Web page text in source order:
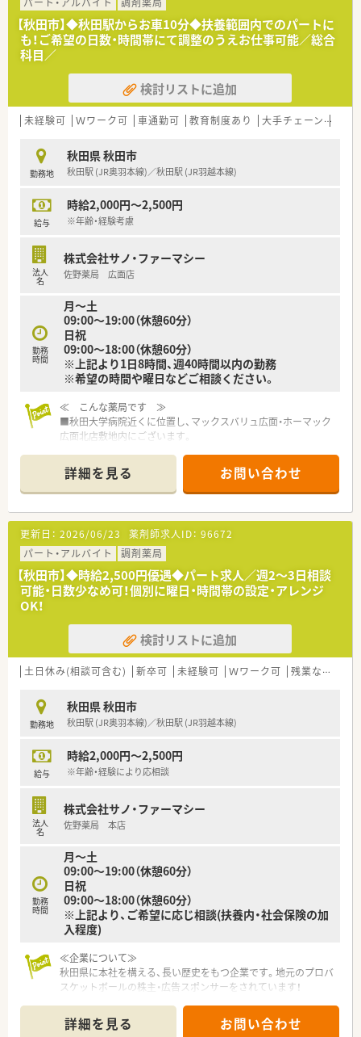
り、1日あたり150〜160枚の処方箋を扱っております。
■薬剤師は8名体制で勤務しており、総合病院門前ならではの幅
広い知識と経験を積むことができる環境です。
【求人情報について】
■給与は経験やスキルを考慮し500万円から650万円で提示さ
れ、安定した収入を得ることが可能です。
■昇給は年1回4月にあり、賞与は年2回で計4ヶ月分の実績があ
■通勤手当は上限50,000円、住宅手当15,000円、家族手当、時間
外手当など各種手当が充実しています。
■年間休日は119日と多く、夏季休暇3日、年末年始休暇4日と季
節の休みもしっかり確保できる環境です。
■リフレッシュ休暇や慶弔休暇といった長期休暇制度もあり、ワ
ークライフバランスを重視できます。
【秋田市】◆秋田駅からお車10分◆扶養範囲内でのパートに
も！ご希望の日数・時間帯にて調整のうえお仕事可能／総合
科目／
検討リストに追加
未経験可 Ｗワーク可 車通勤可 教育制度あり 大手チェーン
勤務地
秋田県 秋田市
秋田駅 (JR奥羽本線)／秋田駅 (JR羽越本線)
給与
時給2,000円～2,500円
※年齢・経験考慮
法人
名
株式会社サノ・ファーマシー
佐野薬局 広面店
勤務
時間
月～土
09:00～19:00（休憩60分）
日祝
09:00～18:00（休憩60分）
※上記より1日8時間、週40時間以内の勤務
※希望の時間や曜日などご相談ください。
≪ こんな薬局です ≫
■秋田大学病院近くに位置し、マックスバリュ広面・ホーマック
広面北店敷地内にございます。
化粧品を取り扱いしております。
■店舗内には簡単クイックエステからカウンセリングエステま
で体験できるエステルームを完備しており、処方箋を持っていな
くても気軽に立ち寄れる店舗運営を行っています。
■店舗は管理栄養士が勤務しており、食事面や生活などきめ細か
い支援を行っております。
≪ こんな会社です ≫
■秋田県を中心に東京都・神奈川県にも店舗展開をしている歴史
ある企業様です。患者様のお役に立つために、薬に携わるプロと
ます。
■動画マニュアルを使用し業務手順を一律化することでミスの
防止とヘルプ時の業務がスムーズになるようにしております。
また、ピッキング監査システム、散薬監査システムや電子薬歴シ
ます。
■薬剤師人数が整っている為、無理無くご就業頂けます。
■OTC薬などのラインナップも充実。地域の健康生活支援ステ
■残業が少ない上、有給取得しやすくメリハリ勤務が可能です。
■社員にはipadが支給され、社員同士のコミュニケーションが取
≪ 働きやすい環境がございます ≫
■地域の健康生活支援ステーションを目指すと共に、社員の人柄
■年2回の経営層との面談の機会があり、現場の意見も取り入れ
るような風通しの良い社風・環境作りを行っています。
詳細を見る お問い合わせ
更新日： 2026/06/23 薬剤師求人ID： 96672
パート・アルバイト
調剤薬局
【秋田市】◆時給2,500円優遇◆パート求人／週2～3日相談
可能・日数少なめ可！個別に曜日・時間帯の設定・アレンジ
OK！
検討リストに追加
土日休み(相談可含む) 新卒可 未経験可 Ｗワーク可 残業なし(ほぼなし含む)
勤務地
秋田県 秋田市
秋田駅 (JR奥羽本線)／秋田駅 (JR羽越本線)
給与
時給2,000円～2,500円
※年齢・経験により応相談
法人
名
株式会社サノ・ファーマシー
佐野薬局 本店
勤務
時間
月～土
09:00～19:00（休憩60分）
日祝
09:00～18:00（休憩60分）
※上記より、ご希望に応じ相談(扶養内・社会保険の加
入程度)
≪企業について≫
秋田県に本社を構える、長い歴史をもつ企業です。地元のプロバ
スケットボールの株主・広告スポンサーをされています！
向かう仲間とのチームワークを大切にしていらっしゃいます。
詳細を見る お問い合わせ